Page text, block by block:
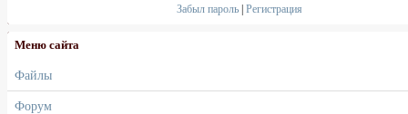
Забыл пароль |Регистрация
Меню сайта
Файлы
Форум